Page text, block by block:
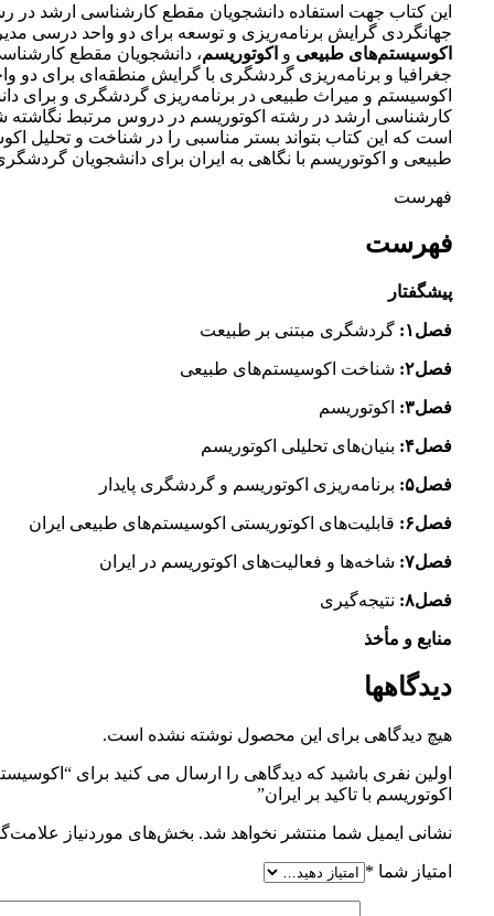
این کتاب جهت استفاده دانشجویان مقطع کارشناسی ارشد در
جهانگردی گرایش برنامه‌ریزی و توسعه برای دو واحد درسی
اکوسیستم‌های طبیعی و اکوتوریسم، دانشجویان مقطع
جغرافیا و برنامه‌ریزی گردشگری با گرایش منطقه‌ای برای دو
اکوسیستم و میراث طبیعی در برنامه‌ریزی گردشگری و برای
کارشناسی ارشد در رشته اکوتوریسم در دروس مرتبط نگاشته
است که این کتاب بتواند بستر مناسبی را در شناخت و تحلیل
طبیعی و اکوتوریسم با نگاهی به ایران برای دانشجویان
فهرست
فهرست
پیشگفتار
فصل۱: گردشگری مبتنی بر طبیعت
فصل۲: شناخت اکوسیستم‌های طبیعی
فصل۳: اکوتوریسم
فصل۴: بنیان‌های تحلیلی اکوتوریسم
فصل۵: برنامه‌ریزی اکوتوریسم و گردشگری پایدار
فصل۶: قابلیت‌های اکوتوریستی اکوسیستم‌های طبیعی ایران
فصل۷: شاخه‌ها و فعالیت‌های اکوتوریسم در ایران
فصل۸: نتیجه‌گیری
منابع و مأخذ
دیدگاهها
هیچ دیدگاهی برای این محصول نوشته نشده است.
اولین نفری باشید که دیدگاهی را ارسال می کنید برای
اکوتوریسم با تاکید بر ایران”
نشانی ایمیل شما منتشر نخواهد شد. بخش‌های موردنیاز
امتیاز شما *